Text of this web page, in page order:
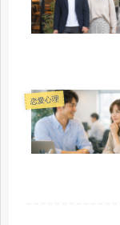
恋愛心理